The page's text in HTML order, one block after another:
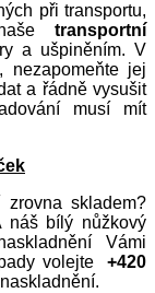
při transportu,
transportní
a ušpiněním. V
nezapomeňte jej
a řádně vysušit
musí mít
skladem?
náš bílý nůžkový
Vámi
volejte +420